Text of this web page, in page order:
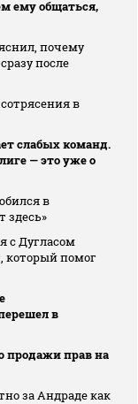
ему общаться,
почему
после
в
слабых команд.
— это уже о
в
здесь»
с Дугласом
который помог
в
продажи прав на
за Андраде как